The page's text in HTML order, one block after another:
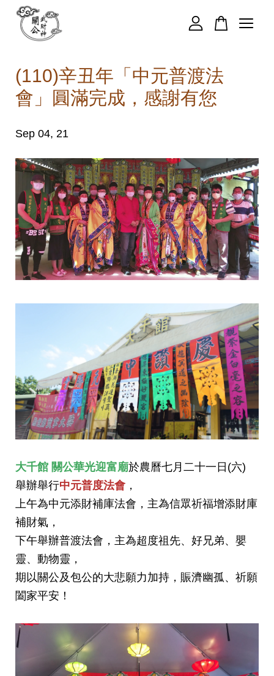
(110)辛丑年「中元普渡法
會」圓滿完成，感謝有您
Sep 04, 21
大千館 關公華光迎富廟於農曆七月二十一日(六)
舉辦舉行中元普度法會 ，
上午為中元添財補庫法會，主為信眾祈福增添財庫
補財氣，
下午舉辦普渡法會，主為超度祖先、好兄弟、嬰
靈、動物靈，
期以關公及包公的大悲願力加持，賑濟幽孤、祈願
闔家平安！
繼續購物